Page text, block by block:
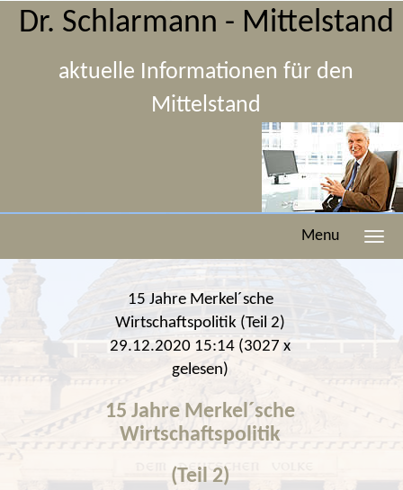
Dr. Schlarmann - Mittelstand
aktuelle Informationen für den
Mittelstand
Menu
15 Jahre Merkel´sche
Wirtschaftspolitik (Teil 2)
29.12.2020 15:14 (3027 x
gelesen)
15 Jahre Merkel´sche
Wirtschaftspolitik
(Teil 2)